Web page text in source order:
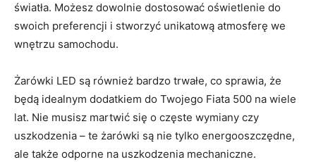
światła.‌ Możesz ⁤dowolnie dostosować oświetlenie ⁤do
swoich preferencji i stworzyć unikatową atmosferę we
wnętrzu samochodu.
Żarówki ​LED są również bardzo trwałe,⁢ co sprawia, że
będą idealnym dodatkiem do ‍Twojego Fiata⁤ 500 na⁢ wiele
lat. Nie musisz martwić się‍ o częste wymiany‍ czy
uszkodzenia – te żarówki‌ są nie tylko energooszczędne,
ale także odporne na uszkodzenia mechaniczne.